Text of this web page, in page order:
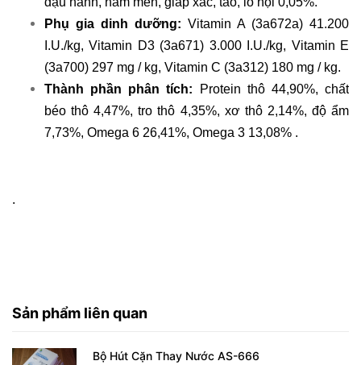
Phụ gia dinh dưỡng: Vitamin A (3a672a) 41.200
I.U./kg, Vitamin D3 (3a671) 3.000 I.U./kg, Vitamin E
(3a700) 297 mg / kg, Vitamin C (3a312) 180 mg / kg.
Thành phần phân tích: Protein thô 44,90%, chất
béo thô 4,47%, tro thô 4,35%, xơ thô 2,14%, độ ẩm
7,73%, Omega 6 26,41%, Omega 3 13,08% .
.
Sản phẩm liên quan
Bộ Hút Cặn Thay Nước AS-666